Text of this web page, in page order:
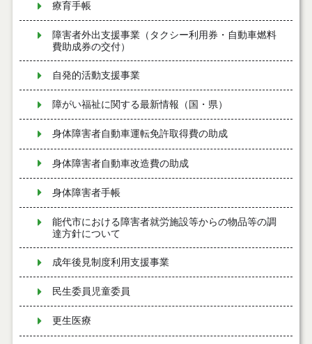
療育手帳
障害者外出支援事業（タクシー利用券・自動車燃料
費助成券の交付）
自発的活動支援事業
障がい福祉に関する最新情報（国・県）
身体障害者自動車運転免許取得費の助成
身体障害者自動車改造費の助成
身体障害者手帳
能代市における障害者就労施設等からの物品等の調
達方針について
成年後見制度利用支援事業
民生委員児童委員
更生医療